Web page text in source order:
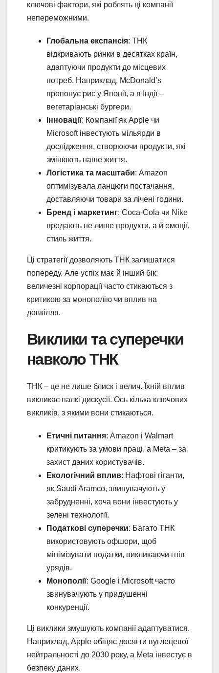
ключові фактори, які роблять ці компанії
непереможними.
Глобальна експансія: ТНК
відкривають ринки в десятках країн,
адаптуючи продукти до місцевих
потреб. Наприклад, McDonald’s
пропонує рис у Японії, а в Індії –
вегетаріанські бургери.
Інновації: Компанії як Apple чи
Microsoft інвестують мільярди в
дослідження, створюючи продукти, які
змінюють наше життя.
Логістика та масштаби: Amazon
оптимізувала ланцюги постачання,
доставляючи товари за лічені години.
Бренд і маркетинг: Coca-Cola чи Nike
продають не лише продукти, а й емоції,
стиль життя.
Ці стратегії дозволяють ТНК залишатися
попереду. Але успіх має й інший бік:
величезні корпорації часто стикаються з
критикою за монополію чи вплив на
довкілля.
Виклики та суперечки
навколо ТНК
ТНК – це не лише блиск і велич. Їхній вплив
викликає палкі дискусії. Ось кілька ключових
викликів, з якими вони стикаються.
Етичні питання: Amazon і Walmart
критикують за умови праці, а Meta – за
захист даних користувачів.
Екологічний вплив: Нафтові гіганти,
як Saudi Aramco, звинувачують у
забрудненні, хоча вони інвестують у
зелені технології.
Податкові суперечки: Багато ТНК
використовують офшори, щоб
мінімізувати податки, викликаючи гнів
урядів.
Монополії: Google і Microsoft часто
звинувачують у придушенні
конкуренції.
Ці виклики змушують компанії адаптуватися.
Наприклад, Apple обіцяє досягти вуглецевої
нейтральності до 2030 року, а Meta інвестує в
безпеку даних.